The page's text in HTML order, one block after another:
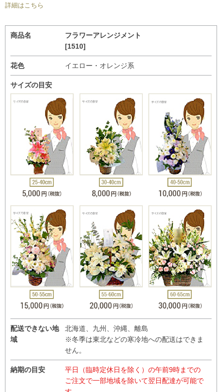
詳細はこちら
商品名
フラワーアレンジメント
[1510]
花色 イエロー・オレンジ系
サイズの目安
配送できない地
域
北海道、九州、沖縄、離島
※冬季は東北などの寒冷地への配送はできま
せん。
納期の目安
平日（臨時定休日を除く）の午前9時までの
ご注文で一部地域を除いて翌日配達が可能で